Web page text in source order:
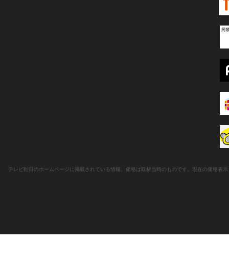
テレビ朝日のホームページに掲載されている情報、価格は取材当時のものです。現在の価格表